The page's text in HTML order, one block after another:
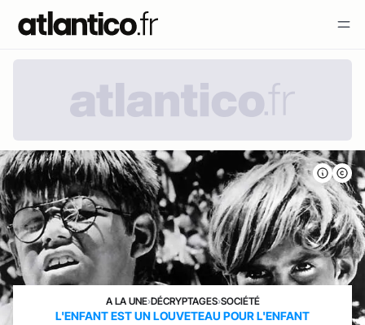
A LA UNE›DÉCRYPTAGES›SOCIÉTÉ
L'ENFANT EST UN LOUVETEAU POUR L'ENFANT